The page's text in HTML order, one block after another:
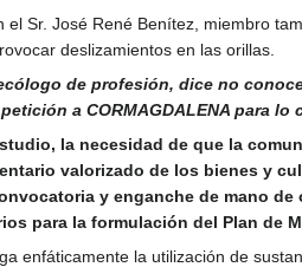
el Sr. José René Benítez, miembro
deslizamientos en las orillas.
de profesión, dice no
a CORMAGDALENA para
la necesidad de que la
valorizado de los bienes y
y enganche de mano
para la formulación del Plan de
enfáticamente la utilización de